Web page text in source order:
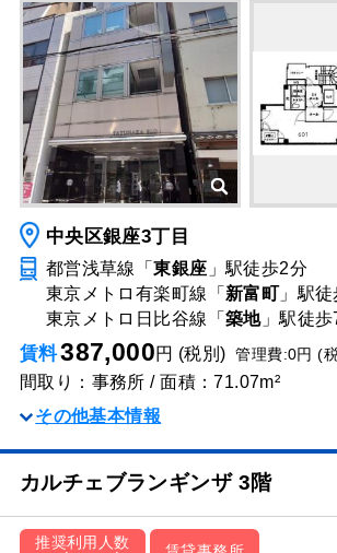
中央区銀座3丁目
都営浅草線「東銀座 」駅徒歩2分
東京メトロ有楽町線「 新富町 」駅徒
東京メトロ日比谷線「 築地」駅徒歩
賃料387,000円 (税別)管理費:0円 (
間取り：事務所 / 面積：71.07m²
その他基本情報
カルチェブランギンザ 3階
推奨利用人数